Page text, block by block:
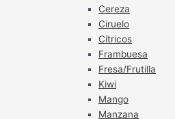
Cereza
Ciruelo
Cítricos
Frambuesa
Fresa/Frutilla
Kiwi
Mango
Manzana